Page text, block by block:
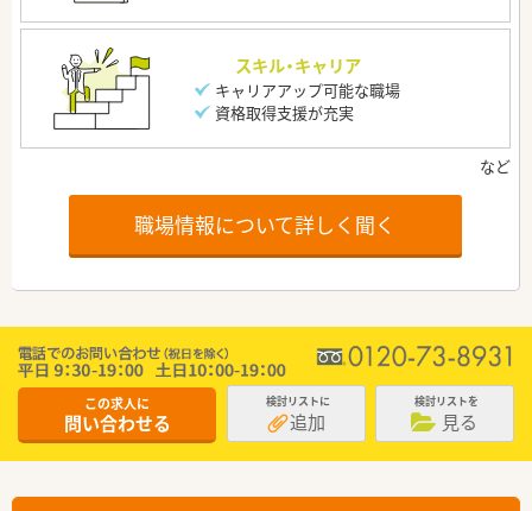
スキル・キャリア
キャリアアップ可能な職場
資格取得支援が充実
職場情報について詳しく聞く
この求人に
問い合わせる
検討リストに
追加
検討リストを
見る